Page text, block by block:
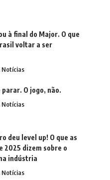
à final do Major. O que
voltar a ser
Notícias
parar. O jogo, não.
Notícias
deu level up! O que as
2025 dizem sobre o
indústria
Notícias